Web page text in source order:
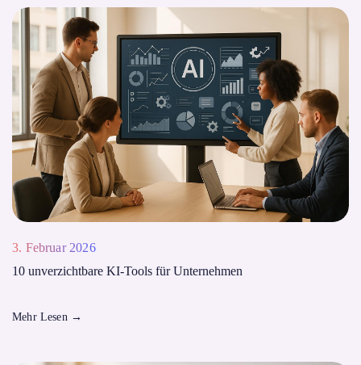
3. Februar 2026
10 unverzichtbare KI-Tools für Unternehmen
Mehr Lesen →